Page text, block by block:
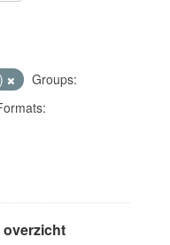
Groups:
overzicht